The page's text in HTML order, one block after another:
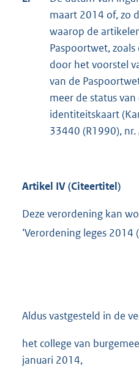
maart 2014 of, zo
waarop de
Paspoortwet,
door het voorstel
van de
meer de status
identiteitskaart
33440 (R1990),
Artikel IV (Citeertitel)
Deze verordening kan
‘Verordening leges 2014
Aldus vastgesteld in de
het college van
januari 2014,